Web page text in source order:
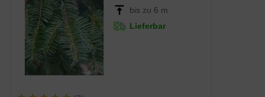
bis zu 6 m
Lieferbar